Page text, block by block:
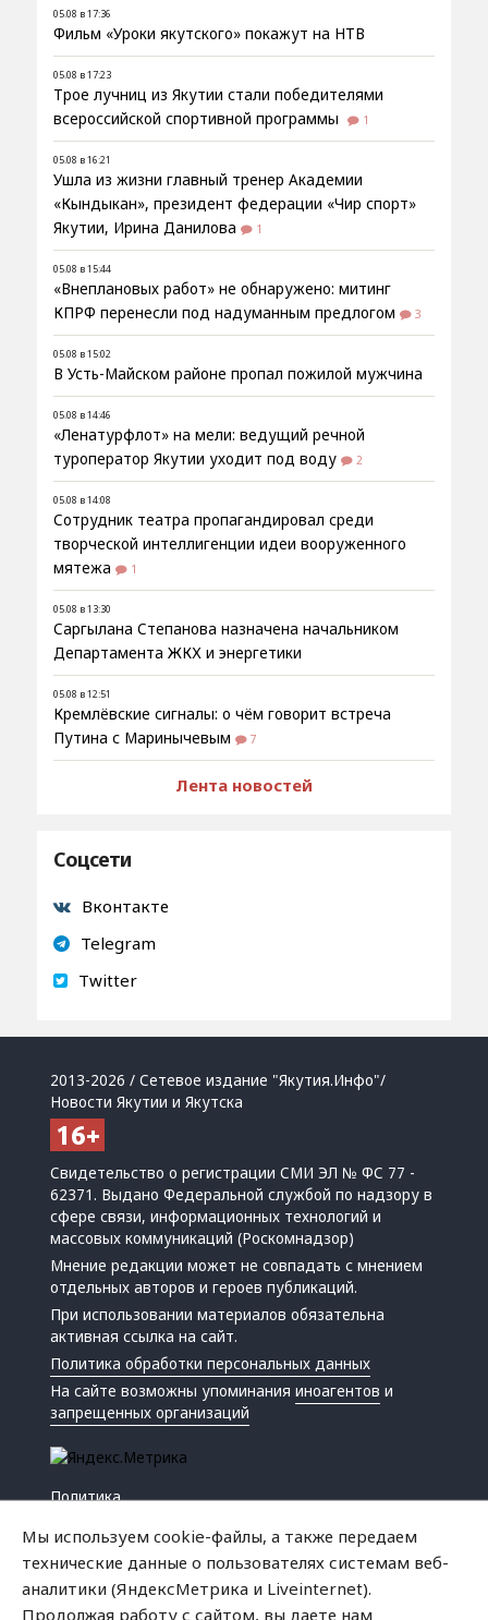
05.08 в 17:36
Фильм «Уроки якутского» покажут на НТВ
05.08 в 17:23
Трое лучниц из Якутии стали победителями
всероссийской спортивной программы
1
05.08 в 16:21
Ушла из жизни главный тренер Академии
«Кындыкан», президент федерации «Чир спорт»
Якутии, Ирина Данилова
1
05.08 в 15:44
«Внеплановых работ» не обнаружено: митинг
КПРФ перенесли под надуманным предлогом
3
05.08 в 15:02
В Усть-Майском районе пропал пожилой мужчина
05.08 в 14:46
«Ленатурфлот» на мели: ведущий речной
туроператор Якутии уходит под воду
2
05.08 в 14:08
Сотрудник театра пропагандировал среди
творческой интеллигенции идеи вооруженного
мятежа
1
05.08 в 13:30
Саргылана Степанова назначена начальником
Департамента ЖКХ и энергетики
05.08 в 12:51
Кремлёвские сигналы: о чём говорит встреча
Путина с Маринычевым
7
Лента новостей
Соцсети
Вконтакте
Telegram
Twitter
2013-2026 / Сетевое издание "Якутия.Инфо"/
Новости Якутии и Якутска
Свидетельство о регистрации СМИ ЭЛ № ФС 77 -
62371. Выдано Федеральной службой по надзору в
сфере связи, информационных технологий и
массовых коммуникаций (Роскомнадзор)
Мнение редакции может не совпадать с мнением
отдельных авторов и героев публикаций.
При использовании материалов обязательна
активная ссылка на сайт.
Политика обработки персональных данных
На сайте возможны упоминанияиноагентов и
запрещенных организаций
Политика
Мы используем cookie-файлы, а также передаем
технические данные о пользователях системам веб-
аналитики (ЯндексМетрика и Liveinternet).
Продолжая работу с сайтом, вы даете нам